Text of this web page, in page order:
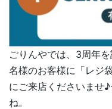
ごりんやでは、3周年
名様のお客様に「レジ
にご来店くださいませ
ね。